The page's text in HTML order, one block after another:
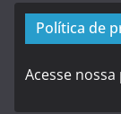
Política de
Acesse